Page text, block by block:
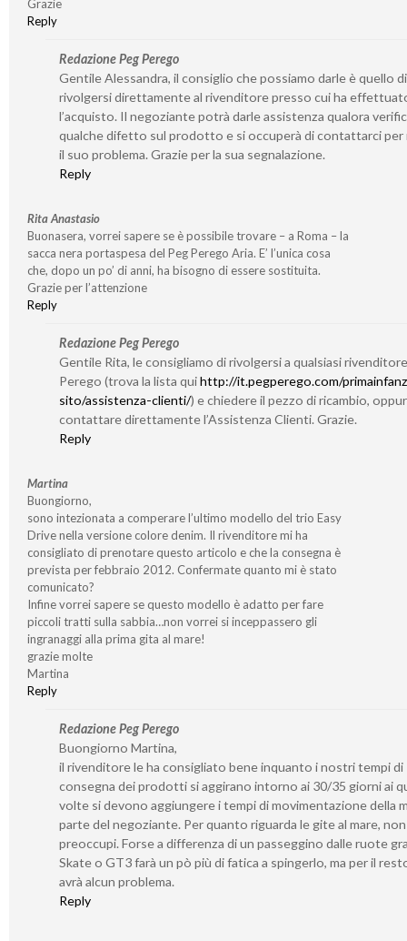
Grazie
Reply
Redazione Peg Perego
Gentile Alessandra, il consiglio che possiamo darle è quello di
rivolgersi direttamente al rivenditore presso cui ha
l’acquisto. Il negoziante potrà darle assistenza qualora
qualche difetto sul prodotto e si occuperà di contattarci per
il suo problema. Grazie per la sua segnalazione.
Reply
Rita Anastasio
Buonasera, vorrei sapere se è possibile trovare – a Roma – la
sacca nera portaspesa del Peg Perego Aria. E’ l’unica cosa
che, dopo un po’ di anni, ha bisogno di essere sostituita.
Grazie per l’attenzione
Reply
Redazione Peg Perego
Gentile Rita, le consigliamo di rivolgersi a qualsiasi
Perego (trova la lista quihttp://it.pegperego.com/
sito/assistenza-clienti/) e chiedere il pezzo di ricambio,
contattare direttamente l’Assistenza Clienti. Grazie.
Reply
Martina
Buongiorno,
sono intezionata a comperare l’ultimo modello del trio Easy
Drive nella versione colore denim. Il rivenditore mi ha
consigliato di prenotare questo articolo e che la consegna è
prevista per febbraio 2012. Confermate quanto mi è stato
comunicato?
Infine vorrei sapere se questo modello è adatto per fare
piccoli tratti sulla sabbia…non vorrei si inceppassero gli
ingranaggi alla prima gita al mare!
grazie molte
Martina
Reply
Redazione Peg Perego
Buongiorno Martina,
il rivenditore le ha consigliato bene inquanto i nostri tempi di
consegna dei prodotti si aggirano intorno ai 30/35 giorni ai
volte si devono aggiungere i tempi di movimentazione della
parte del negoziante. Per quanto riguarda le gite al mare,
preoccupi. Forse a differenza di un passeggino dalle ruote
Skate o GT3 farà un pò più di fatica a spingerlo, ma per il
avrà alcun problema.
Reply